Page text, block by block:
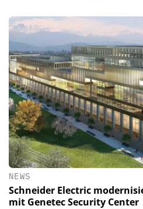
NEWS
Schneider Electric
mit Genetec Security Center